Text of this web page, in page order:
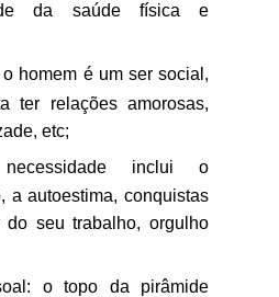
da saúde física e
homem é um ser social,
ter relações amorosas,
etc;
inclui o
a autoestima, conquistas
do seu trabalho, orgulho
o topo da pirâmide